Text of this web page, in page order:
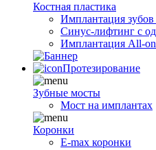
Костная пластика
Имплантация
Синус-лифтинг с
Имплантация All-
Протезирование
Зубные мосты
Мост на имплантах
Коронки
E-max коронки